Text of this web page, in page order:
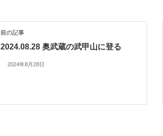
前の記事
2024.08.28 奥武蔵の武甲山に登る
2024年8月28日